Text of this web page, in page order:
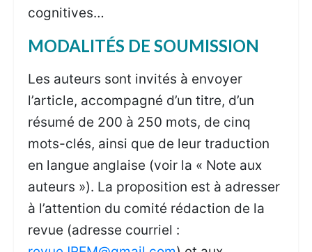
cognitives…
MODALITÉS DE SOUMISSION
Les auteurs sont invités à envoyer
l’article, accompagné d’un titre, d’un
résumé de 200 à 250 mots, de cinq
mots-clés, ainsi que de leur traduction
en langue anglaise (voir la « Note aux
auteurs »). La proposition est à adresser
à l’attention du comité rédaction de la
revue (adresse courriel :